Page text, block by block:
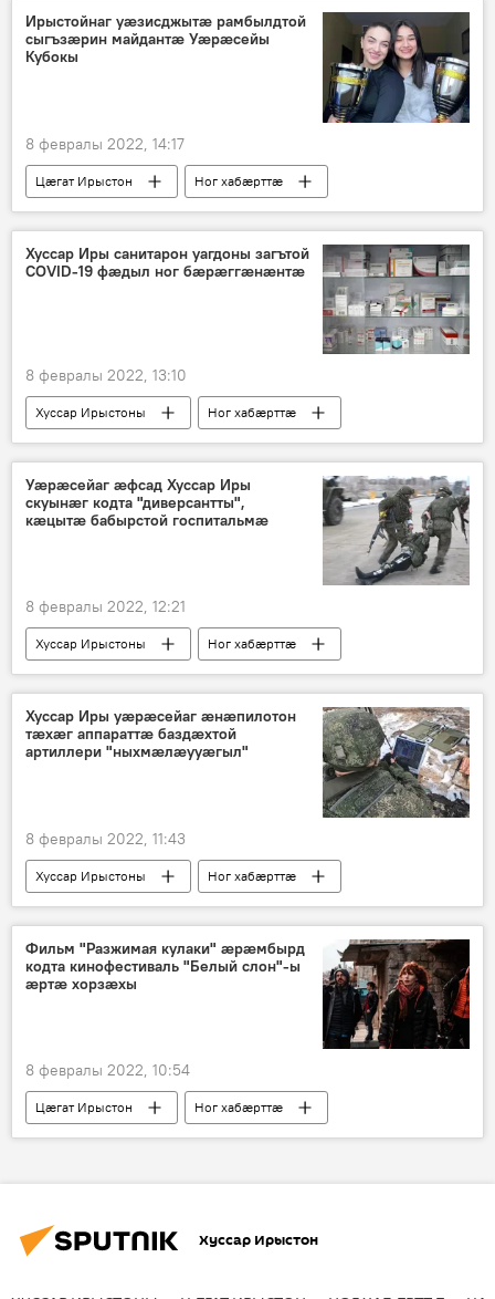
Ирыстойнаг уӕзисджытӕ рамбылдтой
сыгъзӕрин майдантӕ Уӕрӕсейы
Кубокы
8 февралы 2022, 14:17
Цӕгат Ирыстон
Ног хабӕрттӕ
Спорт
Хуссар Иры санитарон уагдоны загътой
COVID-19 фӕдыл ног бӕрӕггӕнӕнтӕ
8 февралы 2022, 13:10
Хуссар Ирыстоны Ног хабӕрттӕ
Уӕрӕсейаг ӕфсад Хуссар Иры
скуынӕг кодта "диверсантты",
кӕцытӕ бабырстой госпитальмӕ
8 февралы 2022, 12:21
Хуссар Ирыстоны Ног хабӕрттӕ
Хуссар Иры уӕрӕсейаг ӕнӕпилотон
тӕхӕг аппараттӕ баздӕхтой
артиллери "ныхмӕлӕууӕгыл"
8 февралы 2022, 11:43
Хуссар Ирыстоны Ног хабӕрттӕ
Фильм "Разжимая кулаки" ӕрӕмбырд
кодта кинофестиваль "Белый слон"-ы
ӕртӕ хорзӕхы
8 февралы 2022, 10:54
Цӕгат Ирыстон
Ног хабӕрттӕ
Культурӕ
Хуссар Ирыстон